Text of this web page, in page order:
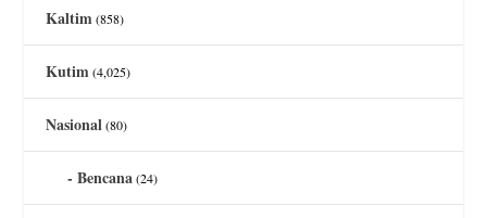
Kaltim(858)
Kutim(4,025)
Nasional(80)
Bencana(24)